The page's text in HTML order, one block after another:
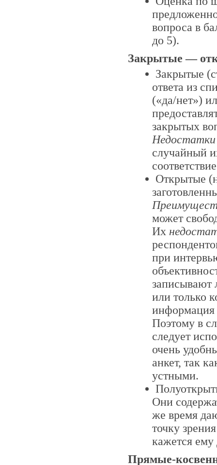
вопроса в
до 5).
Закрытые —
Закрытые
ответа из
(«да/нет»)
закрытых
Недостатки
случайный
Открытые
может
Их
при
записывают
или только
информация
Поэтому в
следует
очень
анкет, так
устными.
Они
же время
точку
кажется ему
Прямые-